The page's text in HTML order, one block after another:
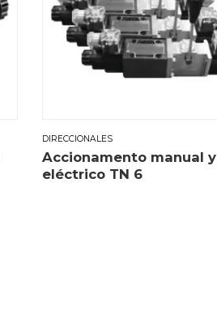
DIRECCIONALES
Accionamento manual y
eléctrico TN 6